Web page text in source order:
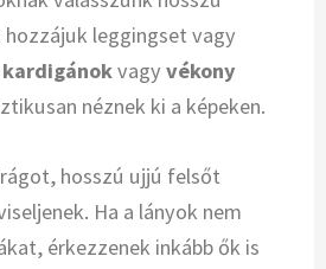
leggingset vagy
vagyvékony
néznek ki a képeken.
hosszú ujjú felsőt
Ha a lányok nem
érkezzenek inkább ők is